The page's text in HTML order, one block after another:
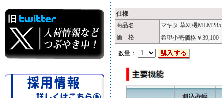
仕様
商品名
マキタ 草刈機
価 格
希望小売価格￥39,100
数量：